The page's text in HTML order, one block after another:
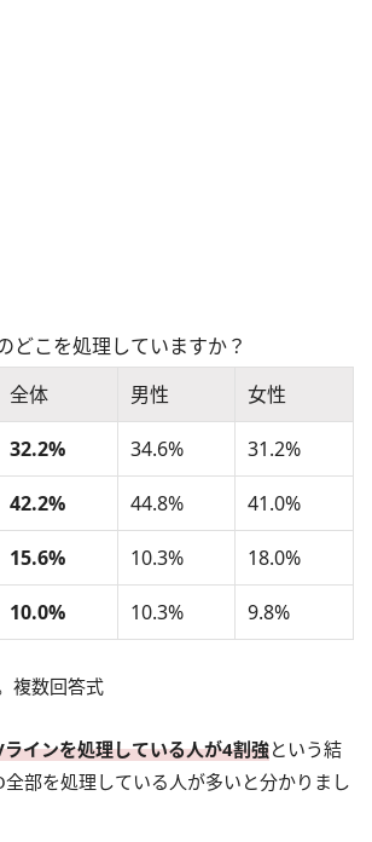
どこを処理していますか？
全体
男性 女性
32.2% 34.6% 31.2%
42.2% 44.8% 41.0%
15.6% 10.3% 18.0%
10.0% 10.3% 9.8%
複数回答式
インを処理している人が4割強という結
部を処理している人が多いと分かりまし